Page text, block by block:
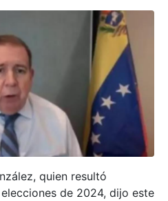
quien resultó
de 2024, dijo este